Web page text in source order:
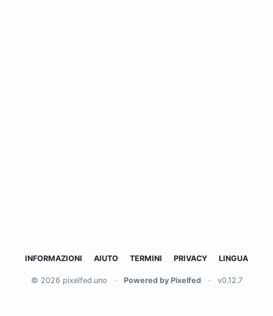
INFORMAZIONI AIUTO TERMINI PRIVACY LINGUA
© 2026 pixelfed.uno · Powered by Pixelfed · v0.12.7